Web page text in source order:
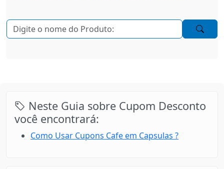
Neste Guia sobre Cupom Desconto
você encontrará:
Como Usar Cupons Cafe em Capsulas ?